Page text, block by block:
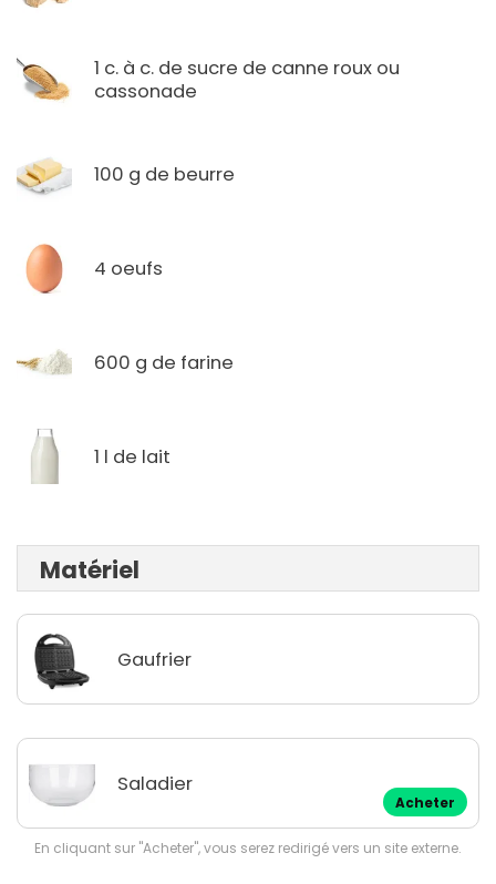
1 c. à c. de sucre de canne roux ou
cassonade
100 g de beurre
4 oeufs
600 g de farine
1 l de lait
Matériel
Gaufrier
Saladier
Acheter
En cliquant sur "Acheter", vous serez redirigé vers un site externe.